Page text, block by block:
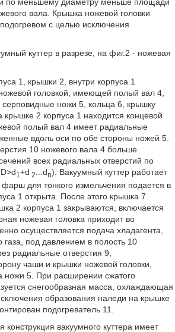
вала. Крышка ножевой головки
с целью исключения
куттер в разрезе, на фиг.2 - ножевая
1, крышки 2, внутри корпуса 1
головкой, имеющей полый вал 4,
ножи 5, кольца 6, крышку
крышке 2 корпуса 1 находится концевой
полый вал 4 имеет радиальные
вдоль оси по обе стороны ножей 5.
10 ножевого вала 4 больше
всех радиальных отверстий по
1 +d 2 ...dn). Вакуумный куттер работает
для тонкого измельчения подается в
1 открыта. После этого крышка 7
2 корпуса 1 закрываются, включается
ножевая головка приходит во
осуществляется подача хладагента,
газа, под давлением в полость 10
радиальные отверстия 9,
чаши и крышки ножевой головки,
ножи 5. При расширении сжатого
снегообразная масса, охлаждающая
образования наледи на крышке
подогреватель 11.
вакуумного куттера имеет